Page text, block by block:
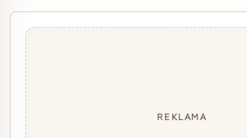
REKLAMA